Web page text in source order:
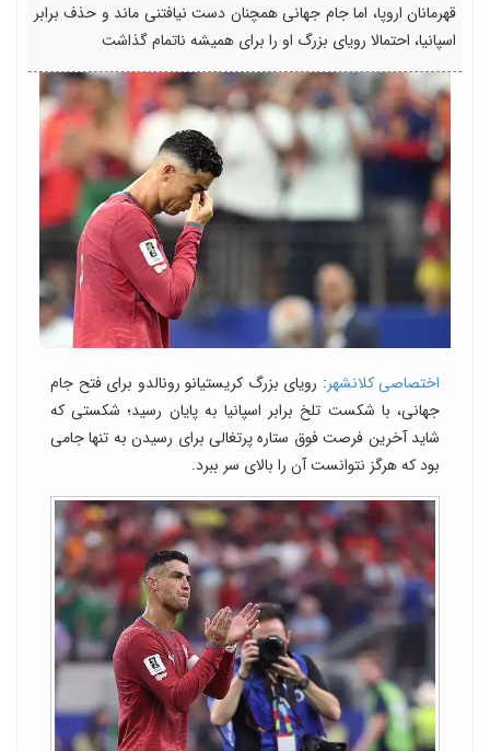
قهرمانان اروپا، اما جام جهانی همچنان دست نیافتنی ماند و حذف برابر
اسپانیا، احتمالا رویای بزرگ او را برای همیشه ناتمام گذاشت
اختصاصی کلانشهر: رویای بزرگ کریستیانو رونالدو برای فتح جام
جهانی، با شکست تلخ برابر اسپانیا به پایان رسید؛ شکستی که
شاید آخرین فرصت فوق ستاره پرتغالی برای رسیدن به تنها جامی
بود که هرگز نتوانست آن را بالای سر ببرد.